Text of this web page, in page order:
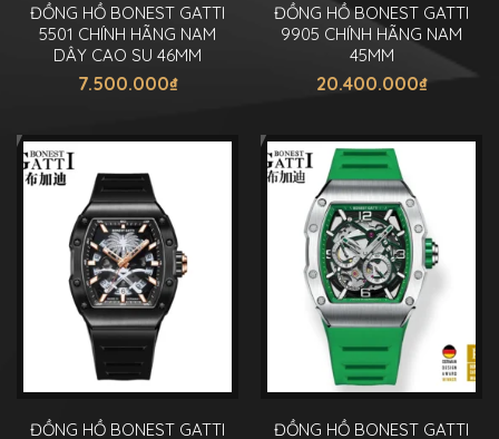
ĐỒNG HỒ BONEST GATTI
5501 CHÍNH HÃNG NAM
DÂY CAO SU 46MM
7.500.000₫
ĐỒNG HỒ BONEST GATTI
9905 CHÍNH HÃNG NAM
45MM
20.400.000₫
ĐỒNG HỒ BONEST GATTI
ĐỒNG HỒ BONEST GATTI